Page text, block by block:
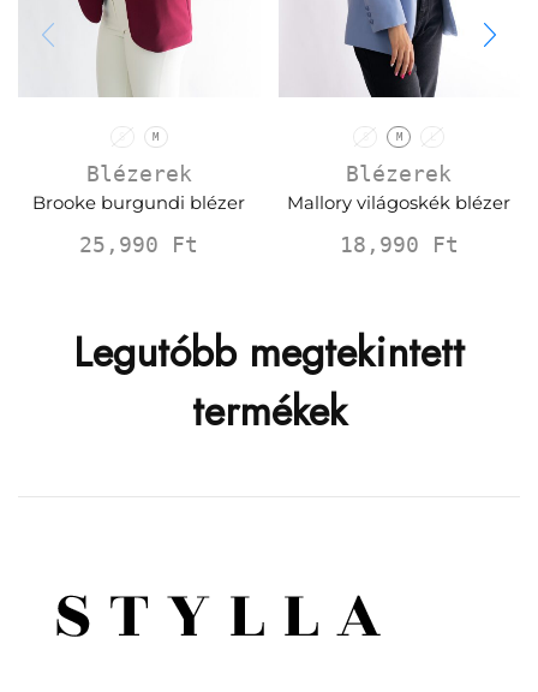
S M
Blézerek
Brooke burgundi blézer
25,990 Ft
S M L
Blézerek
Mallory világoskék blézer
18,990 Ft
Legutóbb megtekintett
termékek